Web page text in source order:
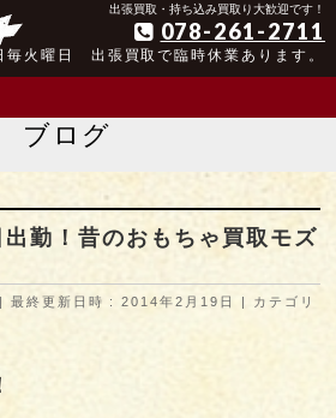
の実績 出張買取・持ち込み買取り大歓迎です！
078-261-2711
火曜日 出張買取で臨時休業あります。
ブログ
勤！昔のおもちゃ買取モズ
最終更新日時 : 2014年2月19日
カテゴリ